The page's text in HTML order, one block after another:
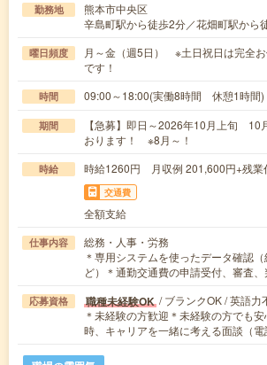
勤務地
熊本市中央区
辛島町駅から徒歩2分／花畑町駅から
曜日頻度
月～金（週5日） ※土日祝日は完全
です！
時間 09:00～18:00(実働8時間 休憩1時間)
期間
【急募】即日～2026年10月上旬 10
おります！ ※8月～！
時給 時給1260円 月収例 201,600円+残業
交通費
全額支給
仕事内容
総務・人事・労務
＊専用システムを使ったデータ確認
ど）＊通勤交通費の申請受付、審査
応募資格 職種未経験OK / ブランクOK / 英語力
＊未経験の方歓迎＊未経験の方でも
時、キャリアを一緒に考える面談（